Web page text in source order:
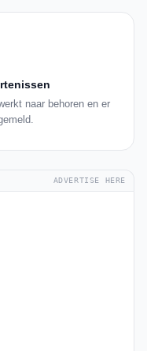
naar behoren en er
ADVERTISE HERE